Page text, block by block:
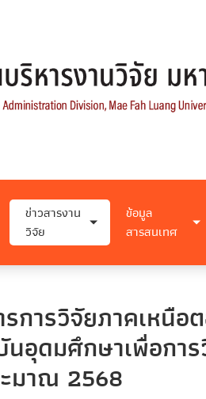
ข่าวสารงาน
วิจัย
ข้อมูล
สารสนเทศ
รการวิจัยภาคเหนื
นอุดมศึกษาเพื่อก
มาณ 2568